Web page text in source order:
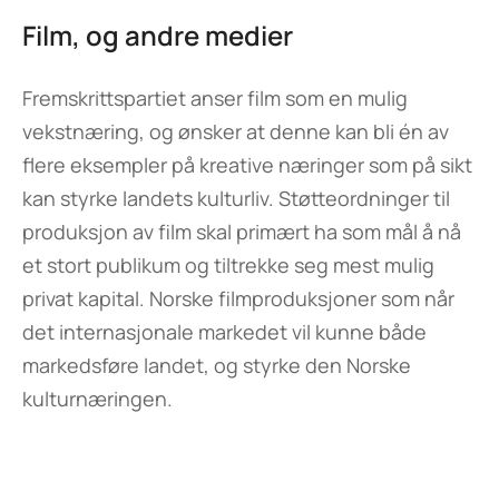
Film, og andre medier
Fremskrittspartiet anser film som en mulig
vekstnæring, og ønsker at denne kan bli én av
flere eksempler på kreative næringer som på sikt
kan styrke landets kulturliv. Støtteordninger til
produksjon av film skal primært ha som mål å nå
et stort publikum og tiltrekke seg mest mulig
privat kapital. Norske filmproduksjoner som når
det internasjonale markedet vil kunne både
markedsføre landet, og styrke den Norske
kulturnæringen.